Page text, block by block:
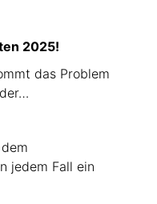
2025!
das Problem
jedem Fall ein